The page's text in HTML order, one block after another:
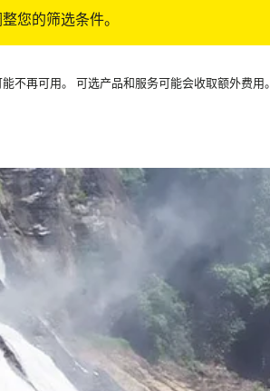
您的筛选条件。
不再可用。 可选产品和服务可能会收取额外费用。